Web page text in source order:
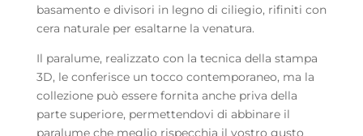
basamento e divisori in legno di ciliegio, rifiniti con
cera naturale per esaltarne la venatura.
Il paralume, realizzato con la tecnica della stampa
3D, le conferisce un tocco contemporaneo, ma la
collezione può essere fornita anche priva della
parte superiore, permettendovi di abbinare il